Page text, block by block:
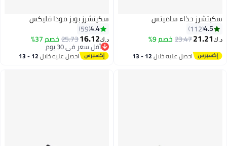
8
سكيتشرز حذاء ساميتس
4.5
112
د.ك‏21.21
23.47خصم 9%
احصل عليه خلال 12 - 13
3
سكيتشرز بوبز مودا فليكس
4.4
59
د.ك‏16.12
25.73خصم 37%
أقل سعر في 30 يوم
أقل سعر في 30 يوماحصل عليه خلال 12 - 13